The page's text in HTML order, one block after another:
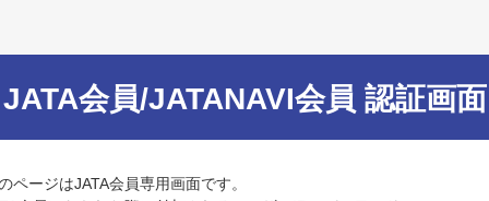
JATA会員/JATANAVI会員 認証画面
ページはJATA会員専用画面です。